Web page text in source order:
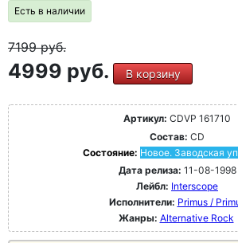
Есть в наличии
7199руб.
4999 руб. В корзину
Артикул: CDVP 161710
Состав: CD
Состояние: Новое. Заводская
Дата релиза: 11-08-1998
Лейбл: Interscope
Исполнители: Primus /
Жанры: Alternative Rock